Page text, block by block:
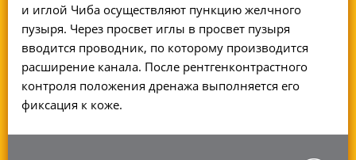
и иглой Чиба осуществляют пункцию желчного
пузыря. Через просвет иглы в просвет пузыря
вводится проводник, по которому производится
расширение канала. После рентгенконтрастного
контроля положения дренажа выполняется его
фиксация к коже.